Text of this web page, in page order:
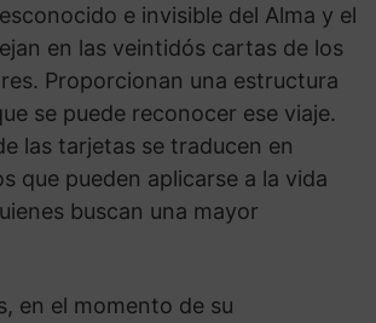
e invisible del Alma y el
en las veintidós cartas de los
Proporcionan una estructura
se puede reconocer ese viaje.
las tarjetas se traducen en
que pueden aplicarse a la vida
buscan una mayor
en el momento de su